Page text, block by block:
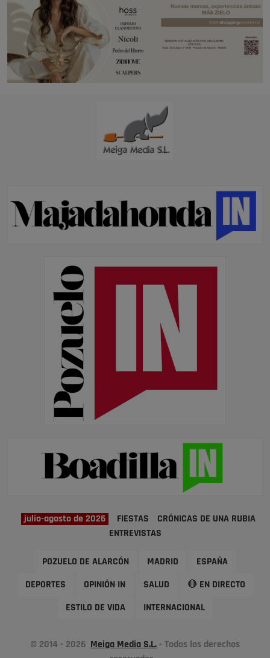
julio-agosto de 2026 FIESTAS
CRÓNICAS DE UNA RUBIA
ENTREVISTAS
POZUELO DE ALARCÓN MADRID ESPAÑA
DEPORTES OPINIÓN IN SALUD 🔴 EN DIRECTO
ESTILO DE VIDA INTERNACIONAL
© 2014 - 2026 Meiga Media S.L. - Todos los derechos